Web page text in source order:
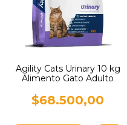
Agility Cats Urinary 10 kg
Alimento Gato Adulto
$68.500,00